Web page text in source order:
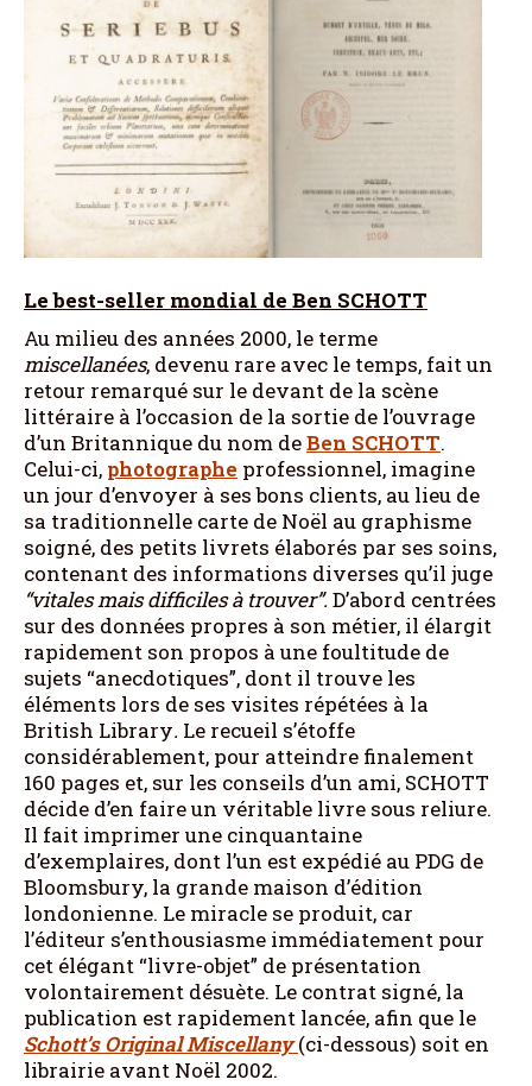
Le best-seller mondial de Ben SCHOTT
Au milieu des années 2000, le terme
miscellanées, devenu rare avec le temps, fait un
retour remarqué sur le devant de la scène
littéraire à l’occasion de la sortie de l’ouvrage
d’un Britannique du nom deBen SCHOTT.
Celui-ci, photographe professionnel, imagine
un jour d’envoyer à ses bons clients, au lieu de
sa traditionnelle carte de Noël au graphisme
soigné, des petits livrets élaborés par ses soins,
contenant des informations diverses qu’il juge
“vitales mais difficiles à trouver”.D’abord centrées
sur des données propres à son métier, il élargit
rapidement son propos à une foultitude de
sujets “anecdotiques”, dont il trouve les
éléments lors de ses visites répétées à la
British Library. Le recueil s’étoffe
considérablement, pour atteindre finalement
160 pages et, sur les conseils d’un ami, SCHOTT
décide d’en faire un véritable livre sous reliure.
Il fait imprimer une cinquantaine
d’exemplaires, dont l’un est expédié au PDG de
Bloomsbury, la grande maison d’édition
londonienne. Le miracle se produit, car
l’éditeur s’enthousiasme immédiatement pour
cet élégant “livre-objet” de présentation
volontairement désuète. Le contrat signé, la
publication est rapidement lancée, afin que le
Schott’s Original Miscellany(ci-dessous) soit en
librairie avant Noël 2002.